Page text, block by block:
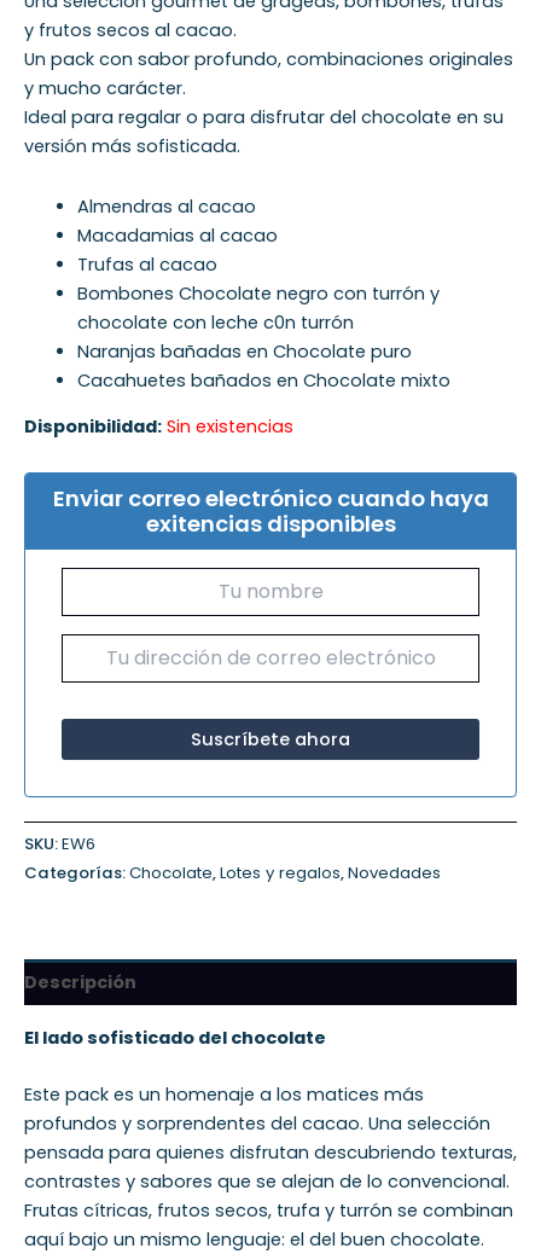
y frutos secos al cacao.
Un pack con sabor profundo, combinaciones originales
y mucho carácter.
Ideal para regalar o para disfrutar del chocolate en su
versión más sofisticada.
Almendras al cacao
Macadamias al cacao
Trufas al cacao
Bombones Chocolate negro con turrón y
chocolate con leche c0n turrón
Naranjas bañadas en Chocolate puro
Cacahuetes bañados en Chocolate mixto
Disponibilidad: Sin existencias
Enviar correo electrónico cuando haya
exitencias disponibles
SKU:EW6
Categorías:Chocolate,Lotes y regalos,Novedades
Descripción
El lado sofisticado del chocolate
Este pack es un homenaje a los matices más
profundos y sorprendentes del cacao. Una selección
pensada para quienes disfrutan descubriendo texturas,
contrastes y sabores que se alejan de lo convencional.
Frutas cítricas, frutos secos, trufa y turrón se combinan
aquí bajo un mismo lenguaje: el del buen chocolate.